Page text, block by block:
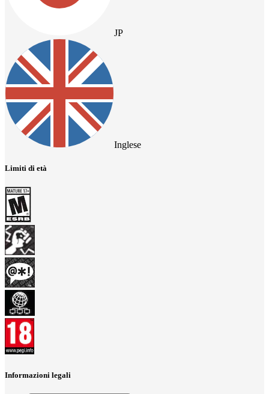
JP
Inglese
Limiti di età
Informazioni legali